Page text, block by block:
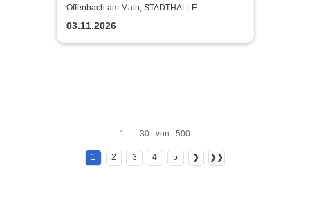
Egerländer & Oberkrainer,
Alexander Wurz & Saso
Avsenik + Orchester
Offenbach am Main, STADTHALLE
OFFENBACH
03.11.2026
1 - 30 von 500
1 2 3 4 5 ❯ ❯❯